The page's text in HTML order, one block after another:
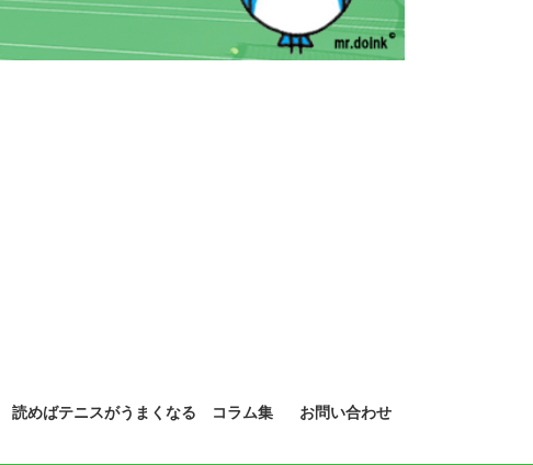
読めばテニスがうまくなる コラム集 お問い合わせ